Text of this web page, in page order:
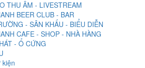
THU ÂM - LIVESTREAM
BEER CLUB - BAR
- SÂN KHẤU - BIỂU DIỄN
CAFE - SHOP - NHÀ HÀNG
- Ổ CỨNG
kiện